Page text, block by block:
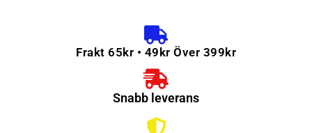
Frakt 65kr • 49kr Över 399kr
Snabb leverans